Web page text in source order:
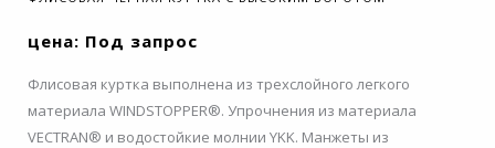
цена: Под запрос
Флисовая куртка выполнена из трехслойного легкого
материала WINDSTOPPER®. Упрочнения из материала
VECTRAN® и водостойкие молнии YKK. Манжеты из